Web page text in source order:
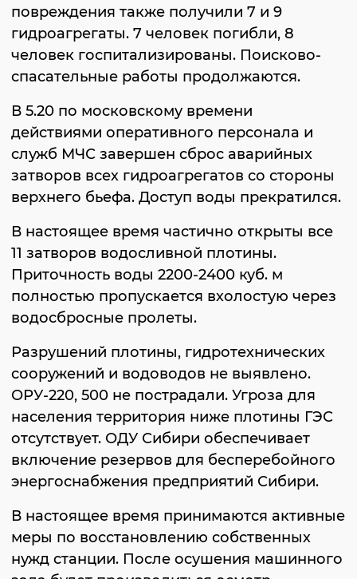
повреждения также получили 7 и 9
гидроагрегаты. 7 человек погибли, 8
человек госпитализированы. Поисково-
спасательные работы продолжаются.
В 5.20 по московскому времени
действиями оперативного персонала и
служб МЧС завершен сброс аварийных
затворов всех гидроагрегатов со стороны
верхнего бьефа. Доступ воды прекратился.
В настоящее время частично открыты все
11 затворов водосливной плотины.
Приточность воды 2200-2400 куб. м
полностью пропускается вхолостую через
водосбросные пролеты.
Разрушений плотины, гидротехнических
сооружений и водоводов не выявлено.
ОРУ-220, 500 не пострадали. Угроза для
населения территория ниже плотины ГЭС
отсутствует. ОДУ Сибири обеспечивает
включение резервов для бесперебойного
энергоснабжения предприятий Сибири.
В настоящее время принимаются активные
меры по восстановлению собственных
нужд станции. После осушения машинного